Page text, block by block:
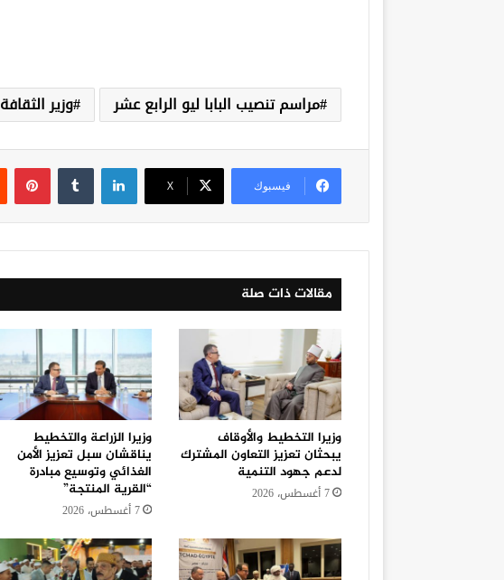
مراسم تنصيب البابا ليو الرابع عشر وزير الثقافة
فيسبوك ‫X
لينكدإن بينتيريست
مقالات ذات صلة
وزيرا التخطيط والأوقاف
يبحثان تعزيز التعاون المشترك
لدعم جهود التنمية
7 أغسطس، 2026
وزيرا الزراعة والتخطيط
يناقشان سبل تعزيز الأمن
الغذائي وتوسيع مبادرة
“القرية المنتجة”
7 أغسطس، 2026